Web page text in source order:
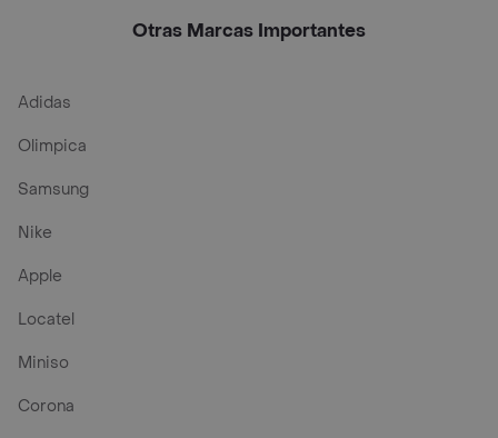
Otras Marcas Importantes
Adidas
Olimpica
Samsung
Nike
Apple
Locatel
Miniso
Corona